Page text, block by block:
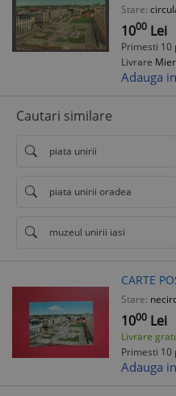
Stare:
1000 Lei
Primesti 10
Livrare
Adauga
Cautari similare
piata unirii
piata unirii oradea
muzeul unirii iasi
CARTE
Stare:
1000 Lei
Livrare
Primesti 10
Adauga